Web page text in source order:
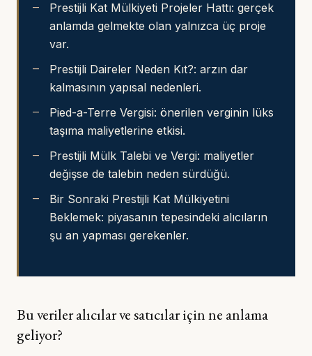
Prestijli Kat Mülkiyeti Projeler Hattı: gerçek
anlamda gelmekte olan yalnızca üç proje
var.
Prestijli Daireler Neden Kıt?: arzın dar
kalmasının yapısal nedenleri.
Pied-a-Terre Vergisi: önerilen verginin lüks
taşıma maliyetlerine etkisi.
Prestijli Mülk Talebi ve Vergi: maliyetler
değişse de talebin neden sürdüğü.
Bir Sonraki Prestijli Kat Mülkiyetini
Beklemek: piyasanın tepesindeki alıcıların
şu an yapması gerekenler.
Bu veriler alıcılar ve satıcılar için ne anlama
geliyor?